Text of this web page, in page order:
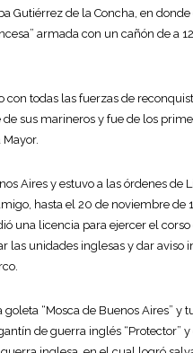
Gutiérrez de la Concha, en
armada con un cañón de a
con todas las fuerzas de
sus marineros y fue de los
Aires y estuvo a las órdenes de
hasta el 20 de noviembre de
una licencia para ejercer el corso
las unidades inglesas y dar aviso
“Mosca de Buenos Aires” y
de guerra inglés “Protector” y